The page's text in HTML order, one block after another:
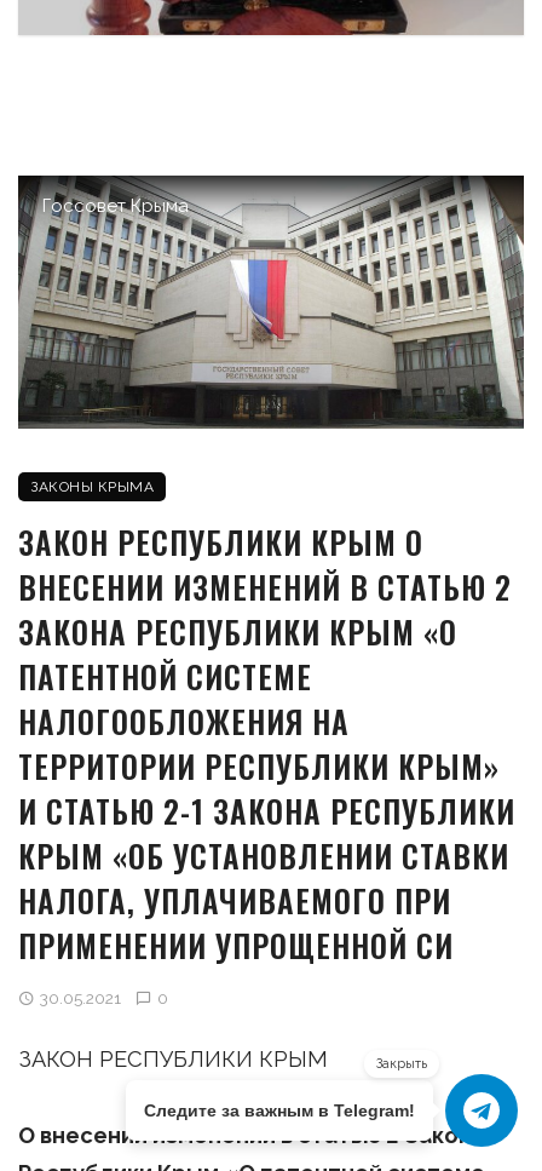
Госсовет Крыма
ЗАКОНЫ КРЫМА
ЗАКОН РЕСПУБЛИКИ КРЫМ О
ВНЕСЕНИИ ИЗМЕНЕНИЙ В СТАТЬЮ 2
ЗАКОНА РЕСПУБЛИКИ КРЫМ «О
ПАТЕНТНОЙ СИСТЕМЕ
НАЛОГООБЛОЖЕНИЯ НА
ТЕРРИТОРИИ РЕСПУБЛИКИ КРЫМ»
И СТАТЬЮ 2-1 ЗАКОНА РЕСПУБЛИКИ
КРЫМ «ОБ УСТАНОВЛЕНИИ СТАВКИ
НАЛОГА, УПЛАЧИВАЕМОГО ПРИ
ПРИМЕНЕНИИ УПРОЩЕННОЙ СИ
30.05.2021 0
ЗАКОН РЕСПУБЛИКИ КРЫМ
О внесении изменений в статью 2 Закона
Закрыть
Следите за важным в Telegram!